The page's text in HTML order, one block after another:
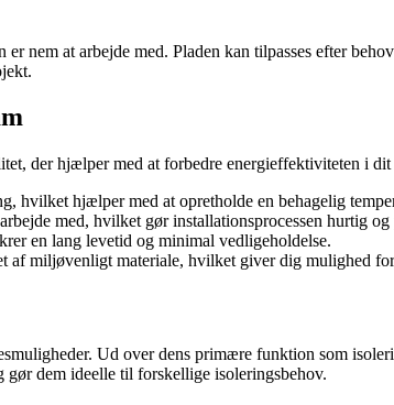
nem at arbejde med. Pladen kan tilpasses efter
der hjælper med at forbedre energieffektiviteten i
hvilket hjælper med at opretholde en behagelig
med, hvilket gør installationsprocessen hurtig
en lang levetid og minimal vedligeholdelse.
af miljøvenligt materiale, hvilket giver dig mulighed
Ud over dens primære funktion som
dem ideelle til forskellige isoleringsbehov.